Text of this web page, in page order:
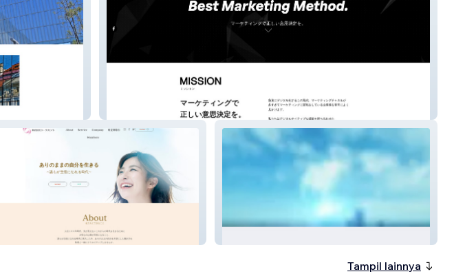
株式会社バジェットアドテクノロジーズ
ヒトクリエイト
Tampil lainnya